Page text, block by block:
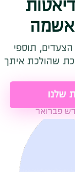
אשמה
ליווי של שנה שלמה עם שיטת 14 הצעדים, תוספי
שהולכת איתך
שלנו
פברואר